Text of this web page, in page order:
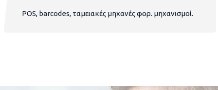
POS, barcodes, ταμειακές μηχανές φορ. μηχανισμοί.